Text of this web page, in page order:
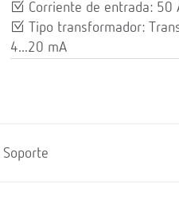
Corriente de entrada: 50
Tipo transformador:
4...20 mA
Soporte